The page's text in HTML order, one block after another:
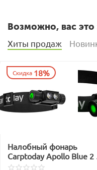
Возможно, вас это
Хиты продаж
Скидка 18%
Налобный фонарь
Carptoday Apollo Blue 2
функцией